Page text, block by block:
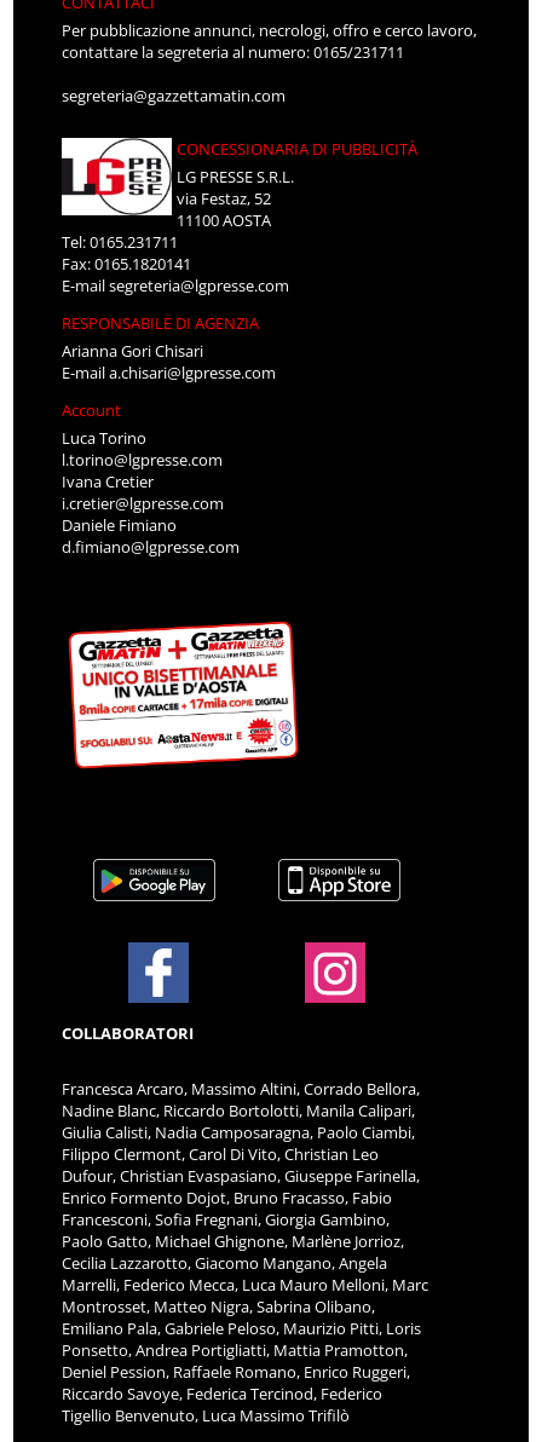
Per pubblicazione annunci, necrologi, offro e cerco lavoro,
contattare la segreteria al numero: 0165/231711
segreteria@gazzettamatin.com
CONCESSIONARIA DI PUBBLICITÀ
LG PRESSE S.R.L.
via Festaz, 52
11100 AOSTA
Tel: 0165.231711
Fax: 0165.1820141
E-mailsegreteria@lgpresse.com
RESPONSABILE DI AGENZIA
Arianna Gori Chisari
E-maila.chisari@lgpresse.com
Account
Luca Torino
l.torino@lgpresse.com
Ivana Cretier
i.cretier@lgpresse.com
Daniele Fimiano
d.fimiano@lgpresse.com
COLLABORATORI
Francesca Arcaro, Massimo Altini, Corrado Bellora,
Nadine Blanc, Riccardo Bortolotti, Manila Calipari,
Giulia Calisti, Nadia Camposaragna, Paolo Ciambi,
Filippo Clermont, Carol Di Vito, Christian Leo
Dufour, Christian Evaspasiano, Giuseppe Farinella,
Enrico Formento Dojot, Bruno Fracasso, Fabio
Francesconi, Sofia Fregnani, Giorgia Gambino,
Paolo Gatto, Michael Ghignone, Marlène Jorrioz,
Cecilia Lazzarotto, Giacomo Mangano, Angela
Marrelli, Federico Mecca, Luca Mauro Melloni, Marc
Montrosset, Matteo Nigra, Sabrina Olibano,
Emiliano Pala, Gabriele Peloso, Maurizio Pitti, Loris
Ponsetto, Andrea Portigliatti, Mattia Pramotton,
Deniel Pession, Raffaele Romano, Enrico Ruggeri,
Riccardo Savoye, Federica Tercinod, Federico
Tigellio Benvenuto, Luca Massimo Trifilò